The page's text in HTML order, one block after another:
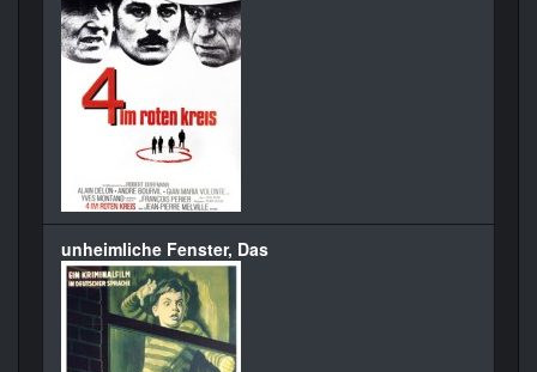
unheimliche Fenster, Das